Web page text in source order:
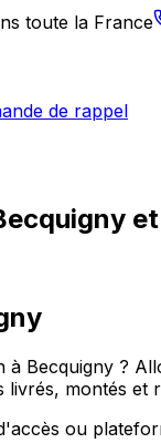
toute la France
de rappel
Becquigny ?
montés et
ou